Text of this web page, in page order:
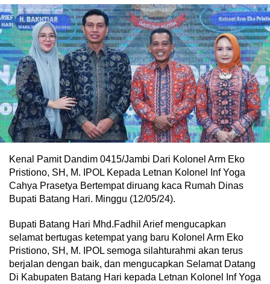
Kenal Pamit Dandim 0415/Jambi Dari Kolonel Arm Eko
Pristiono, SH, M. IPOL Kepada Letnan Kolonel Inf Yoga
Cahya Prasetya Bertempat diruang kaca Rumah Dinas
Bupati Batang Hari. Minggu (12/05/24).
Bupati Batang Hari Mhd.Fadhil Arief mengucapkan
selamat bertugas ketempat yang baru Kolonel Arm Eko
Pristiono, SH, M. IPOL semoga silahturahmi akan terus
berjalan dengan baik, dan mengucapkan Selamat Datang
Di Kabupaten Batang Hari kepada Letnan Kolonel Inf Yoga